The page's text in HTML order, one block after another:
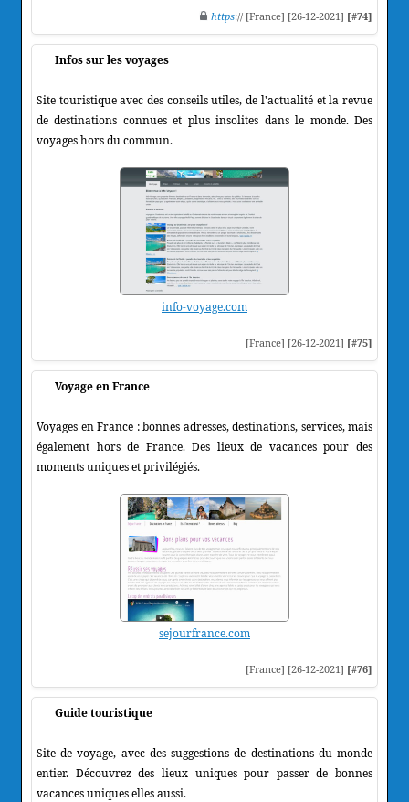
https:// [France] [26-12-2021] [#74]
Infos sur les voyages
Site touristique avec des conseils utiles, de l'actualité et la revue
de destinations connues et plus insolites dans le monde. Des
voyages hors du commun.
info-voyage.com
[France] [26-12-2021] [#75]
Voyage en France
Voyages en France : bonnes adresses, destinations, services, mais
également hors de France. Des lieux de vacances pour des
moments uniques et privilégiés.
sejourfrance.com
[France] [26-12-2021] [#76]
Guide touristique
Site de voyage, avec des suggestions de destinations du monde
entier. Découvrez des lieux uniques pour passer de bonnes
vacances uniques elles aussi.